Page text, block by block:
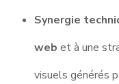
Synergie
web et à une
visuels générés